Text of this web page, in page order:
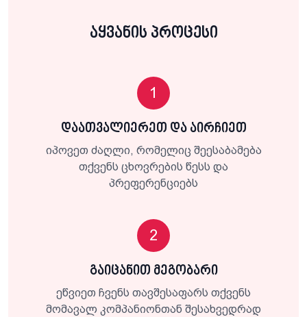
აყვანის პროცესი
1
დაათვალიერეთ და აირჩიეთ
იპოვეთ ძაღლი, რომელიც შეესაბამება
თქვენს ცხოვრების წესს და
პრეფერენციებს
2
გაიცანით მეგობარი
ეწვიეთ ჩვენს თავშესაფარს თქვენს
მომავალ კომპანიონთან შესახვედრად